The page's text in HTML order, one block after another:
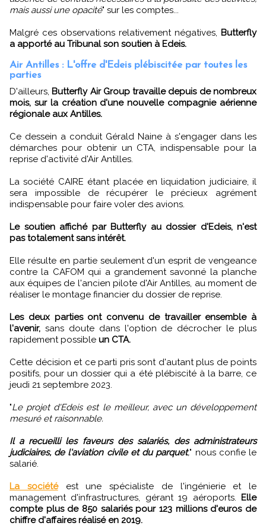
mais aussi une opacité" sur les comptes...
Malgré ces observations relativement négatives, Butterfly
a apporté au Tribunal son soutien à Edeis.
Air Antilles : L'offre d'Edeis plébiscitée par toutes les
parties
D'ailleurs, Butterfly Air Group travaille depuis de nombreux
mois, sur la création d'une nouvelle compagnie aérienne
régionale aux Antilles.
Ce dessein a conduit Gérald Naine à s'engager dans les
démarches pour obtenir un CTA, indispensable pour la
reprise d'activité d'Air Antilles.
La société CAIRE étant placée en liquidation judiciaire, il
sera impossible de récupérer le précieux agrément
indispensable pour faire voler des avions.
Le soutien affiché par Butterfly au dossier d'Edeis, n'est
pas totalement sans intérêt.
Elle résulte en partie seulement d'un esprit de vengeance
contre la CAFOM qui a grandement savonné la planche
aux équipes de l'ancien pilote d'Air Antilles, au moment de
réaliser le montage financier du dossier de reprise.
Les deux parties ont convenu de travailler ensemble à
l'avenir, sans doute dans l'option de décrocher le plus
rapidement possible un CTA.
Cette décision et ce parti pris sont d'autant plus de points
positifs, pour un dossier qui a été plébiscité à la barre, ce
jeudi 21 septembre 2023.
"Le projet d'Edeis est le meilleur, avec un développement
mesuré et raisonnable.
Il a recueilli les faveurs des salariés, des administrateurs
judiciaires, de l'aviation civile et du parquet," nous confie le
salarié.
La sociétéest une spécialiste de l'ingénierie et le
management d'infrastructures, gérant 19 aéroports. Elle
compte plus de 850 salariés pour 123 millions d'euros de
chiffre d'affaires réalisé en 2019.